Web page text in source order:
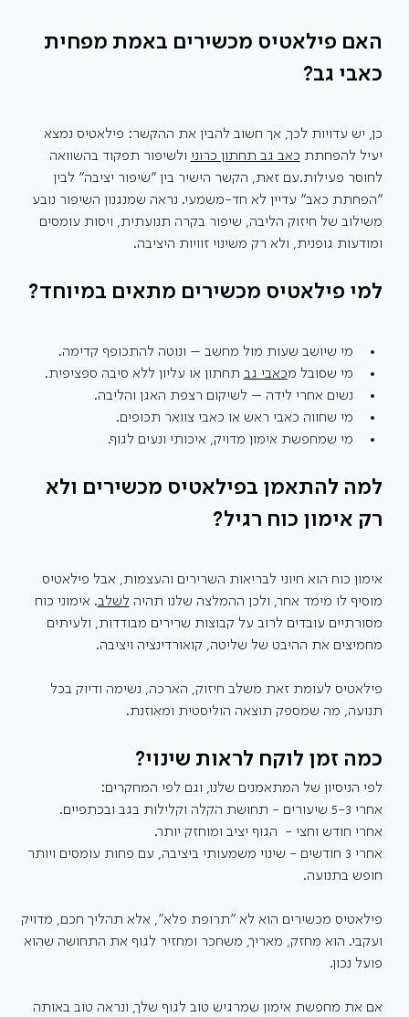
האם פילאטיס מכשירים באמת מפחית
כאבי גב?
כן, יש עדויות לכך, אך חשוב להבין את ההקשר: פילאטיס נמצא
יעיל להפחתת כאב גב תחתון כרוני ולשיפור תפקוד בהשוואה
לחוסר פעילות.עם זאת, הקשר הישיר בין ״שיפור יציבה״ לבין
״הפחתת כאב״ עדיין לא חד-משמעי. נראה שמנגנון השיפור נובע
משילוב של חיזוק הליבה, שיפור בקרה תנועתית, ויסות עומסים
ומודעות גופנית, ולא רק משינוי זוויות היציבה.
למי פילאטיס מכשירים מתאים במיוחד?
מי שיושב שעות מול מחשב – ונוטה להתכופף קדימה.
מי שסובל מכאבי גב תחתון או עליון ללא סיבה ספציפית.
נשים אחרי לידה – לשיקום רצפת האגן והליבה.
מי שחווה כאבי ראש או כאבי צוואר תכופים.
מי שמחפשת אימון מדויק, איכותי ונעים לגוף.
למה להתאמן בפילאטיס מכשירים ולא
רק אימון כוח רגיל?
אימון כוח הוא חיוני לבריאות השרירים והעצמות, אבל פילאטיס
מוסיף לו מימד אחר, ולכן ההמלצה שלנו תהיה לשלב. אימוני כוח
מסורתיים עובדים לרוב על קבוצות שרירים מבודדות, ולעיתים
מחמיצים את ההיבט של שליטה, קואורדינציה ויציבה.
פילאטיס לעומת זאת משלב חיזוק, הארכה, נשימה ודיוק בכל
תנועה, מה שמספק תוצאה הוליסטית ומאוזנת.
כמה זמן לוקח לראות שינוי?
לפי הניסיון של המתאמנים שלנו, וגם לפי המחקרים:
אחרי 5-3 שיעורים - תחושת הקלה וקלילות בגב ובכתפיים.
אחרי חודש וחצי -  הגוף יציב ומוחזק יותר.
אחרי 3 חודשים - שינוי משמעותי ביציבה, עם פחות עומסים ויותר
חופש בתנועה.
פילאטיס מכשירים הוא לא “תרופת פלא”, אלא תהליך חכם, מדויק
ועקבי. הוא מחזק, מאריך, משחכר ומחזיר לגוף את התחושה שהוא
פועל נכון.
אם את מחפשת אימון שמרגיש טוב לגוף שלך, ונראה טוב באותה